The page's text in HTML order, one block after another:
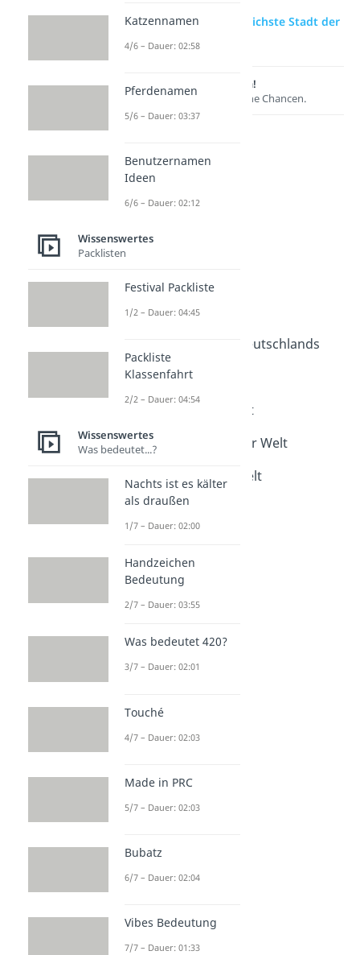
zur Videoseite: Gefährlichste Stadt der
Welt
Lernen lohnt sich!
Entdecke hier deine Chancen.
Weitere Inhalte:
Gefährlichste Stadt Deutschlands
Dauer: 05:39
Größte Stadt der Welt
Dauer: 04:45
Kleinste Stadt der Welt
Gefährlichste Stadt der Welt
Schönste Stadt der Welt
Katzennamen
4/6 – Dauer: 02:58
Pferdenamen
5/6 – Dauer: 03:37
Benutzernamen
Ideen
6/6 – Dauer: 02:12
Wissenswertes
Packlisten
Festival Packliste
1/2 – Dauer: 04:45
Packliste
Klassenfahrt
2/2 – Dauer: 04:54
Wissenswertes
Was bedeutet...?
Nachts ist es kälter
als draußen
1/7 – Dauer: 02:00
Handzeichen
Bedeutung
2/7 – Dauer: 03:55
Was bedeutet 420?
3/7 – Dauer: 02:01
Touché
4/7 – Dauer: 02:03
Made in PRC
5/7 – Dauer: 02:03
Bubatz
6/7 – Dauer: 02:04
Vibes Bedeutung
7/7 – Dauer: 01:33